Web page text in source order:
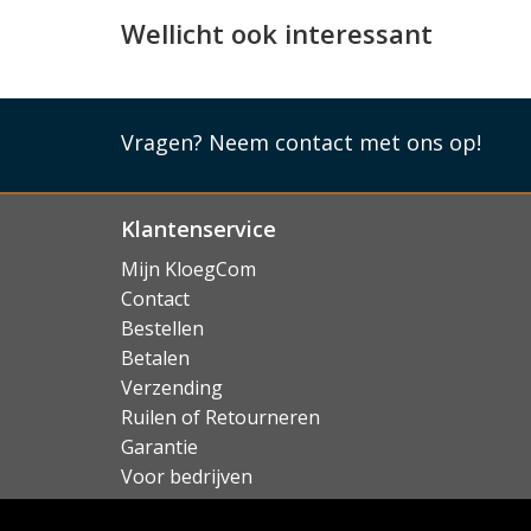
Alcanside is een merk van Nederlandse
vervaardigd, en zijn verkrijgbaar voor alle
Wellicht ook interessant
Vragen? Neem contact met ons op!
Klantenservice
Mijn KloegCom
Contact
Bestellen
Betalen
Verzending
Ruilen of Retourneren
Garantie
Voor bedrijven
Over KloegCom.nl